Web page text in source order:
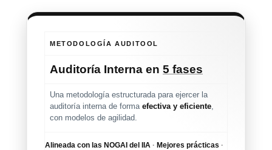
METODOLOGÍA AUDITOOL
Auditoría Interna en 5 fases
Una metodología estructurada para ejercer la
auditoría interna de forma efectiva y eficiente
con modelos de agilidad.
Alineada con las NOGAI del IIA · Mejores prácticas ·